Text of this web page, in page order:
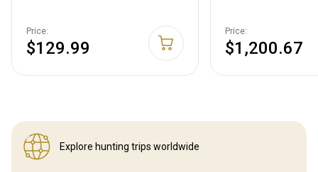
Price:
$129.99
Price:
$1,200.67
Explore hunting trips worldwide